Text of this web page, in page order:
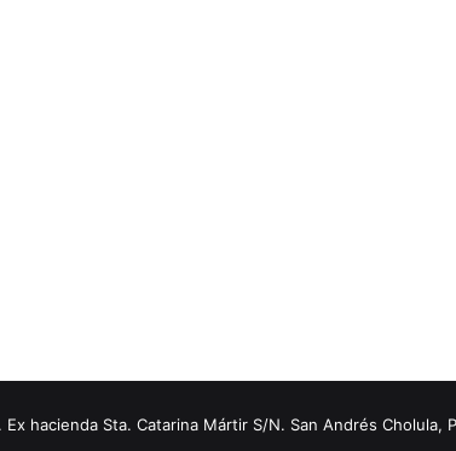
hacienda Sta. Catarina Mártir S/N. San Andrés Cholula,